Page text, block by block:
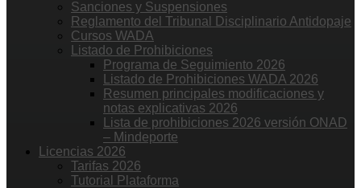
Sanciones y Suspensiones
Reglamento del Tribunal Disciplinario Antidopaje
Cursos WADA
Listado de Prohibiciones
Programa de Seguimiento 2026
Listado de Prohibiciones WADA 2026
Resumen principales modificaciones y
notas explicativas 2026
Lista de prohibiciones 2026 versión ONAD
– Mindeporte
Licencias 2026
Tarifas 2026
Tutorial Plataforma